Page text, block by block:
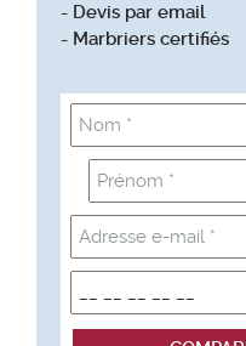
- Devis par email
- Marbriers certifiés